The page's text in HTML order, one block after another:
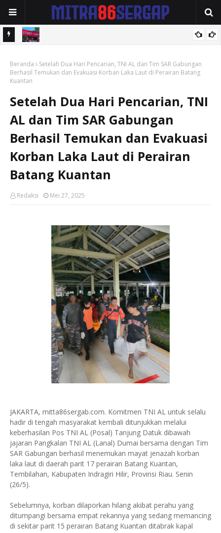
Nomor 319 Sita Perhatian di Gerak Jalan, Ditutup PBB Musik Guns
N' Roses.
Beranda
Setelah Dua Hari Pencarian, TNI AL dan Tim SAR Gabungan
Berhasil Temukan dan Evakuasi Korban Laka Laut di Perairan Batang
Kuantan
Setelah Dua Hari Pencarian, TNI
AL dan Tim SAR Gabungan
Berhasil Temukan dan Evakuasi
Korban Laka Laut di Perairan
Batang Kuantan
Redaksi Mei 27, 2025
JAKARTA, mitta86sergab.com. Komitmen TNI AL untuk selalu
hadir di tengah masyarakat kembali ditunjukkan melalui
keberhasilan Pos TNI AL (Posal) Tanjung Datuk dibawah
jajaran Pangkalan TNI AL (Lanal) Dumai bersama dengan Tim
SAR Gabungan berhasil menemukan mayat jenazah korban
laka laut di daerah parit 17 perairan Batang Kuantan,
Tembilahan, Kabupaten Indragiri Hilir, Provinsi Riau. Senin
(26/5).
Sebelumnya, korban dilaporkan hilang akibat perahu yang
ditumpangi bersama empat rekannya yang sedang memancing
di sekitar parit 15 perairan Batang Kuantan ditabrak kapal